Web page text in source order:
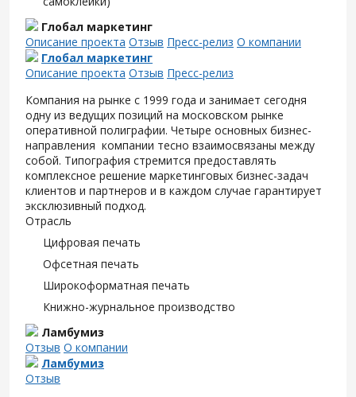
Глобал маркетинг
Описание проекта Отзыв Пресс-релиз О компании
Глобал маркетинг
Описание проекта Отзыв Пресс-релиз
Компания на рынке с 1999 года и занимает сегодня
одну из ведущих позиций на московском рынке
оперативной полиграфии. Четыре основных бизнес-
направления компании тесно взаимосвязаны между
собой. Типография стремится предоставлять
комплексное решение маркетинговых бизнес-задач
клиентов и партнеров и в каждом случае гарантирует
эксклюзивный подход.
Отрасль
Цифровая печать
Офсетная печать
Широкоформатная печать
Книжно-журнальное производство
Ламбумиз
Отзыв О компании
Ламбумиз
Отзыв